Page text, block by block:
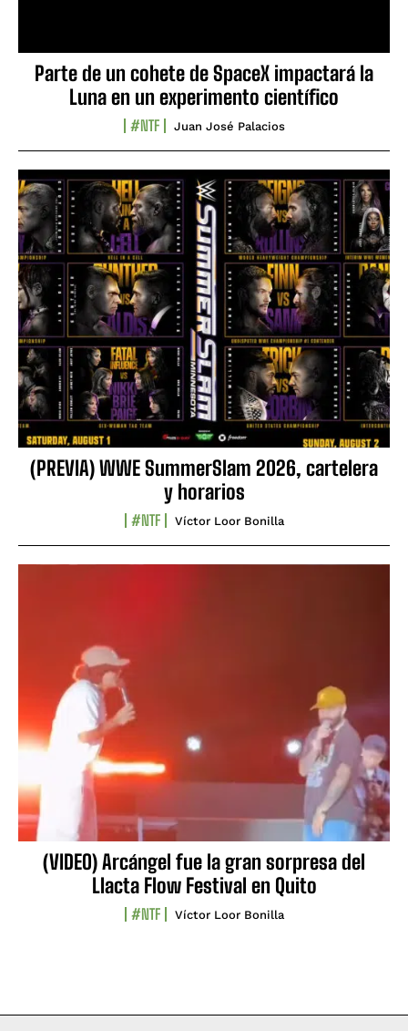
Parte de un cohete de SpaceX impactará la
Luna en un experimento científico
#NTF Juan José Palacios
(PREVIA) WWE SummerSlam 2026, cartelera
y horarios
#NTF Víctor Loor Bonilla
(VIDEO) Arcángel fue la gran sorpresa del
Llacta Flow Festival en Quito
#NTF Víctor Loor Bonilla